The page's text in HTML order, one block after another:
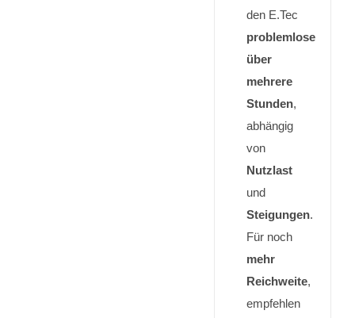
den E.Tec
problemlose
über
mehrere
Stunden,
abhängig
von
Nutzlast
und
Steigungen.
Für noch
mehr
Reichweite,
empfehlen